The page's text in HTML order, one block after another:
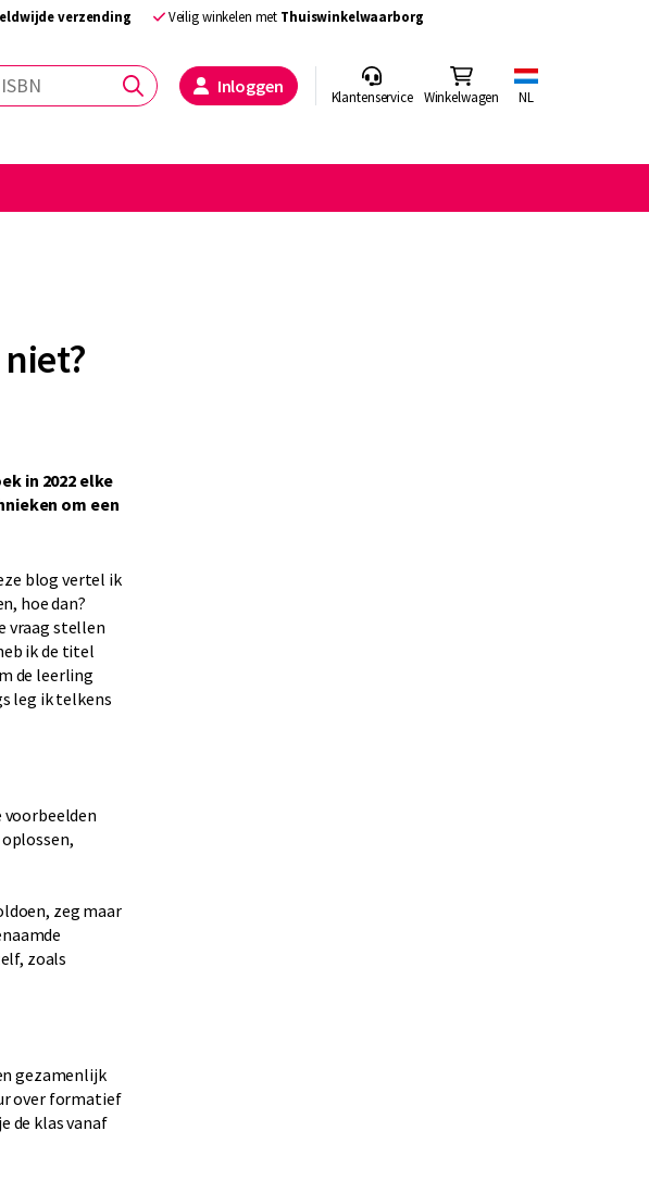
verzending Veilig winkelen met Thuiswinkelwaarborg
Inloggen Klantenservice Winkelwagen NL
in 2022 elke
om een
blog vertel ik
hoe dan?
vraag stellen
ik de titel
de leerling
leg ik telkens
voorbeelden
zeg maar
zoals
gezamenlijk
over formatief
de klas vanaf